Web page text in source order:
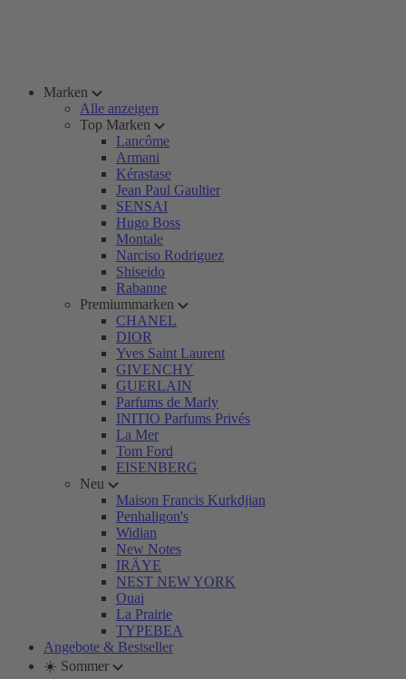
Marken
Alle anzeigen
Top Marken
Lancôme
Armani
Kérastase
Jean Paul Gaultier
SENSAI
Hugo Boss
Montale
Narciso Rodriguez
Shiseido
Rabanne
Premiummarken
CHANEL
DIOR
Yves Saint Laurent
GIVENCHY
GUERLAIN
Parfums de Marly
INITIO Parfums Privés
La Mer
Tom Ford
EISENBERG
Neu
Maison Francis Kurkdjian
Penhaligon's
Widian
New Notes
IRÄYE
NEST NEW YORK
Ouai
La Prairie
TYPEBEA
Angebote & Bestseller
☀️ Sommer